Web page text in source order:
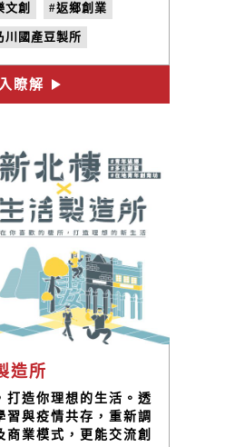
大量外移、老屋逐漸荒
活力。於是，2010
成立。
文創 #返鄉創業
川國產豆製所
活化
瞭解
造所
打造你理想的生活。透
習與疫情共存，重新調
商業模式，更能交流創